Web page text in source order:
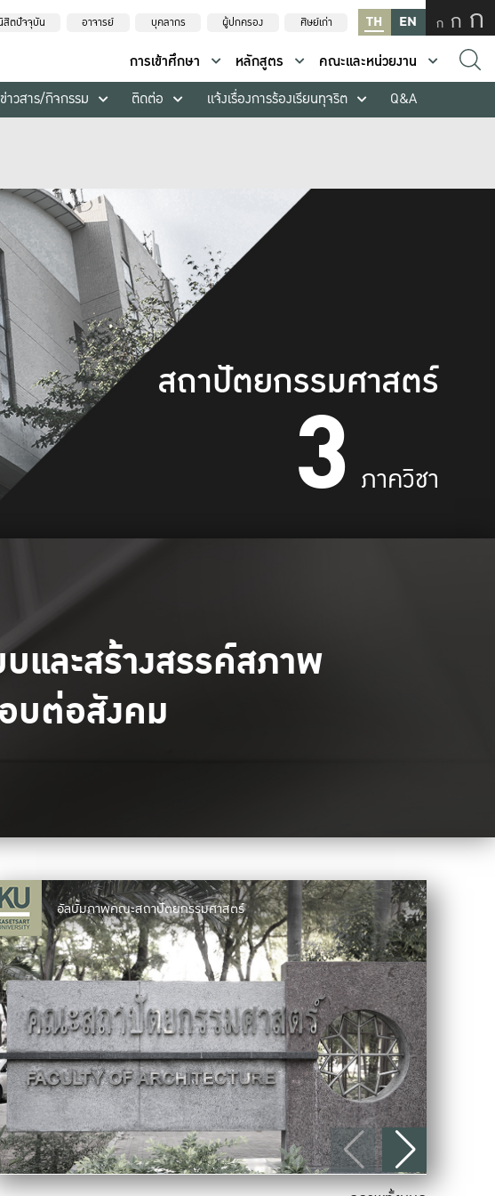
สิตปัจจุบัน อาจารย์ บุคลากร ผู้ปกครอง ศิษย์เก่า TH EN ก ก ก
การเข้าศึกษา หลักสูตร
คณะและหน่วยงาน
ข่าวสาร/กิจกรรม ติดต่อ แจ้งเรื่องการร้องเรียนทุจริต Q&A
สถาปัตยกรรมศาสตร์
3 ภาควิชา
และสร้างสรรค์สภาพ
บต่อสังคม
อัลบั้มภาพคณะสถาปัตยกรรมศาสตร์